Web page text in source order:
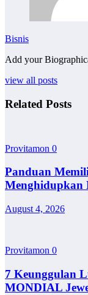
Bisnis
Add your
view all posts
Related Posts
Provitamon 0
Panduan
Menghidupkan
August 4, 2026
Provitamon 0
7 Keunggulan
MONDIAL